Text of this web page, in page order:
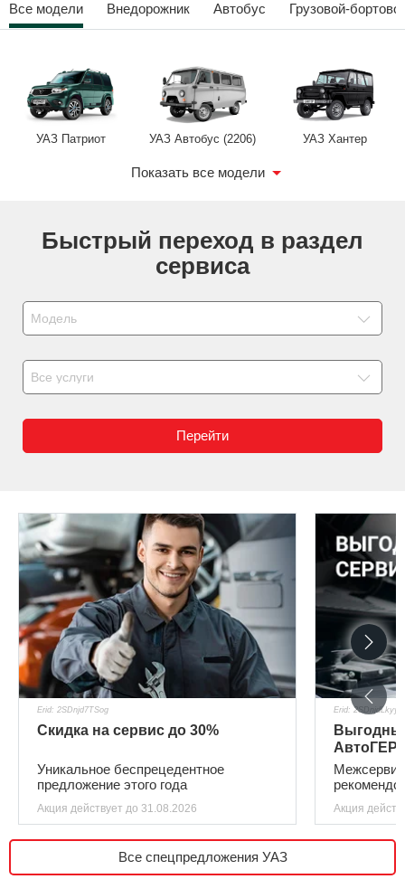
Сравнение
Все модели Внедорожник Автобус Грузовой-
УАЗ Патриот УАЗ Автобус (2206) УАЗ Хантер
УАЗ Пикап
автомобиль (3303)
УАЗ Комби (3909)
фургон (3741)
Показать все модели
Быстрый переход в раздел
сервиса
Модель
Все услуги
Перейти
Erid: 2SDnjd7TSog
Скидка на сервис до 30%
Уникальное беспрецедентное
предложение этого года
Акция действует до 31.08.2026
Erid: 2SDnjdLkyyG
Акция
Все спецпредложения УАЗ